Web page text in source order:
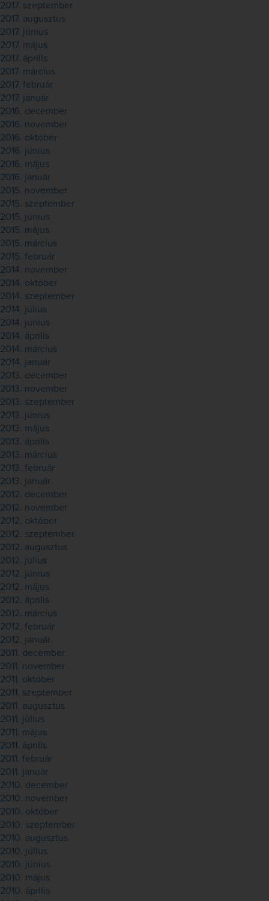
2017. szeptember
2017. augusztus
2017. június
2017. május
2017. április
2017. március
2017. február
2017. január
2016. december
2016. november
2016. október
2016. június
2016. május
2016. január
2015. november
2015. szeptember
2015. június
2015. május
2015. március
2015. február
2014. november
2014. október
2014. szeptember
2014. július
2014. június
2014. április
2014. március
2014. január
2013. december
2013. november
2013. szeptember
2013. június
2013. május
2013. április
2013. március
2013. február
2013. január
2012. december
2012. november
2012. október
2012. szeptember
2012. augusztus
2012. július
2012. június
2012. május
2012. április
2012. március
2012. február
2012. január
2011. december
2011. november
2011. október
2011. szeptember
2011. augusztus
2011. július
2011. május
2011. április
2011. február
2011. január
2010. december
2010. november
2010. október
2010. szeptember
2010. augusztus
2010. július
2010. június
2010. május
2010. április